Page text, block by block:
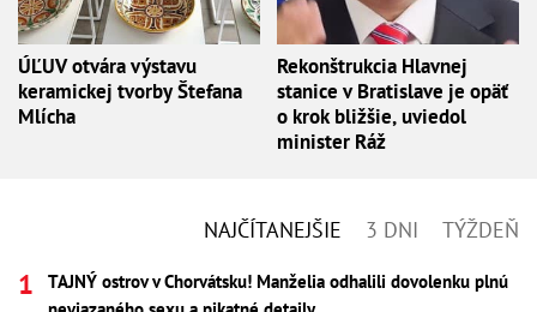
ÚĽUV otvára výstavu
keramickej tvorby Štefana
Mlícha
Rekonštrukcia Hlavnej
stanice v Bratislave je opäť
o krok bližšie, uviedol
minister Ráž
NAJČÍTANEJŠIE 3 DNI TÝŽDEŇ
TAJNÝ ostrov v Chorvátsku! Manželia odhalili dovolenku plnú